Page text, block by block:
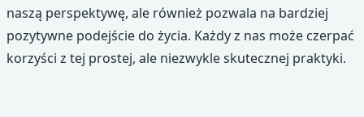
naszą perspektywę, ale również pozwala na bardziej
pozytywne podejście do życia. Każdy z nas może czerpać
korzyści z tej prostej, ale niezwykle skutecznej praktyki.